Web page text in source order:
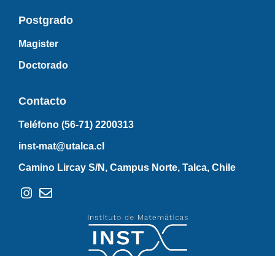
Postgrado
Magister
Doctorado
Contacto
Teléfono (56-71) 2200313
inst-mat@utalca.cl
Camino Lircay S/N, Campus Norte, Talca, Chile